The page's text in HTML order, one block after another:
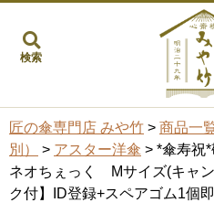
検索
匠の傘専門店 みや竹 > 商品一
別）
> アスター洋傘 > *傘寿祝
ネオちぇっく Mサイズ(キャ
ク付】ID登録+スペアゴム1個